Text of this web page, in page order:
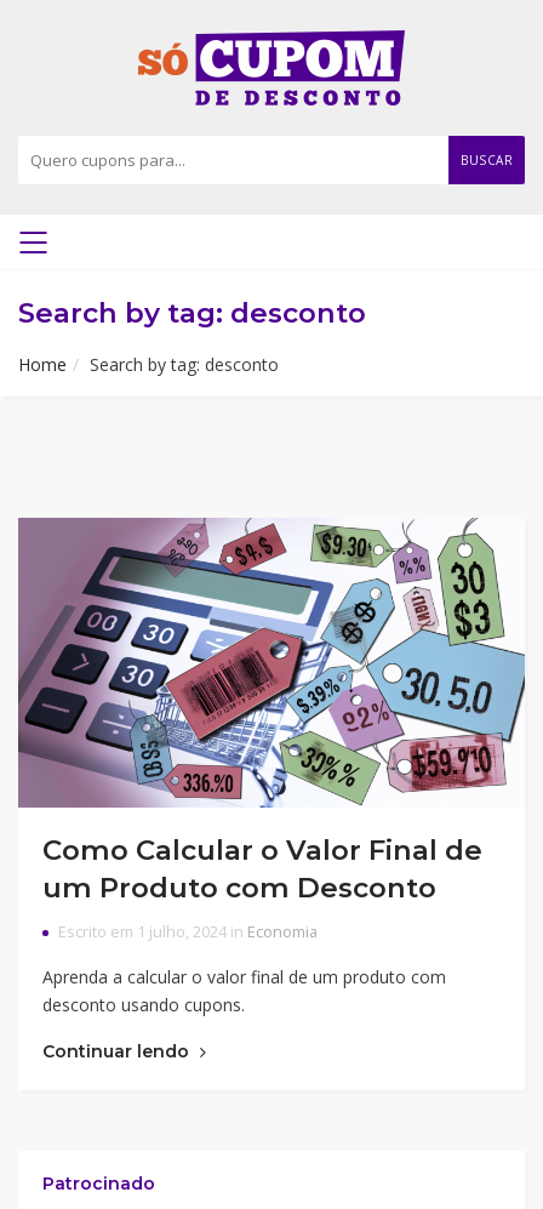
BUSCAR
Search by tag: desconto
Home Search by tag: desconto
Como Calcular o Valor Final de
um Produto com Desconto
Escrito em 1 julho, 2024 in Economia
Aprenda a calcular o valor final de um produto com
desconto usando cupons.
Continuar lendo
Patrocinado